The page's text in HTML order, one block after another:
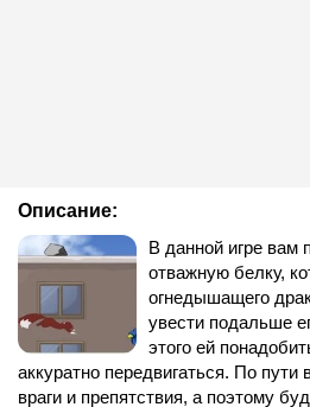
Описание:
В данной игре вам
отважную белку,
огнедышащего
увести подальше
этого ей
аккуратно передвигаться. По пути
враги и препятствия, а поэтому